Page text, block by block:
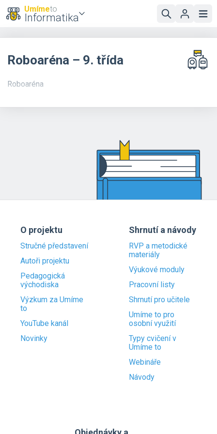
Umímeto
Informatika
Roboaréna – 9. třída
Roboaréna
O projektu
Stručné představení
Autoři projektu
Pedagogická
východiska
Výzkum za Umíme
to
YouTube kanál
Novinky
Shrnutí a návody
RVP a metodické
materiály
Výukové moduly
Pracovní listy
Shrnutí pro učitele
Umíme to pro
osobní využití
Typy cvičení v
Umíme to
Webináře
Návody